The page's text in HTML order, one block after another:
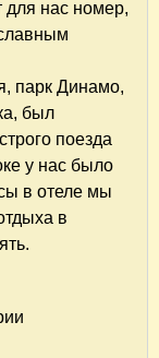
для нас номер,
парк Динамо,
был
поезда
у нас было
в отеле мы
в